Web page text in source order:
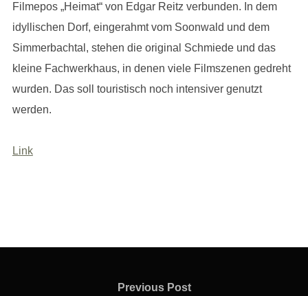
Filmepos „Heimat“ von Edgar Reitz verbunden. In dem
idyllischen Dorf, eingerahmt vom Soonwald und dem
Simmerbachtal, stehen die original Schmiede und das
kleine Fachwerkhaus, in denen viele Filmszenen gedreht
wurden. Das soll touristisch noch intensiver genutzt
werden.
Link
Previous
Previous Post